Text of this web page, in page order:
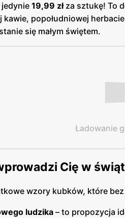
jedynie19,99 złza sztukę! To
kawie, popołudniowej
się małym świętem.
Ładowanie
Cię w
wzory kubków, które
ludzika – to propozycja